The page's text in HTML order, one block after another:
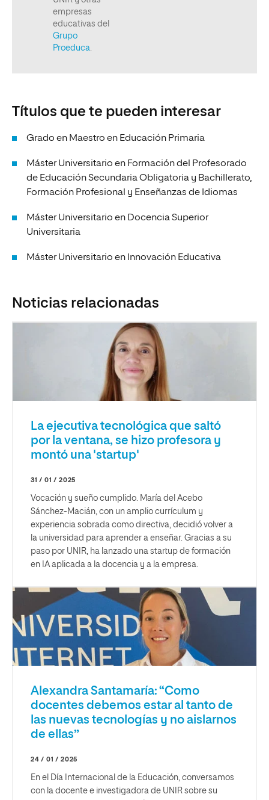
Títulos que te pueden interesar
Grado en Maestro en Educación Primaria
Máster Universitario en Formación del Profesorado
de Educación Secundaria Obligatoria y Bachillerato,
Formación Profesional y Enseñanzas de Idiomas
Máster Universitario en Docencia Superior
Universitaria
Máster Universitario en Innovación Educativa
Noticias relacionadas
La ejecutiva tecnológica que saltó
por la ventana, se hizo profesora y
montó una 'startup'
31 / 01 / 2025
Vocación y sueño cumplido. María del Acebo
Sánchez-Macián, con un amplio currículum y
experiencia sobrada como directiva, decidió volver a
la universidad para aprender a enseñar. Gracias a su
paso por UNIR, ha lanzado una startup de formación
en IA aplicada a la docencia y a la empresa.
Alexandra Santamaría: “Como
docentes debemos estar al tanto de
las nuevas tecnologías y no aislarnos
de ellas”
24 / 01 / 2025
En el Día Internacional de la Educación, conversamos
con la docente e investigadora de UNIR sobre su